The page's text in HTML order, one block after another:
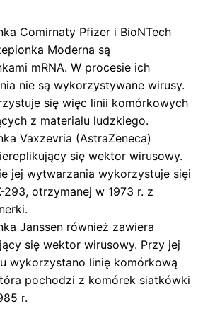
Comirnaty Pfizer i BioNTech
Moderna są
mRNA. W procesie ich
nie są wykorzystywane wirusy.
się więc linii komórkowych
z materiału ludzkiego.
Vaxzevria (AstraZeneca)
się wektor wirusowy.
jej wytwarzania wykorzystuje sięi
293, otrzymanej w 1973 r. z
Janssen również zawiera
się wektor wirusowy. Przy jej
wykorzystano linię komórkową
pochodzi z komórek siatkówki
r.